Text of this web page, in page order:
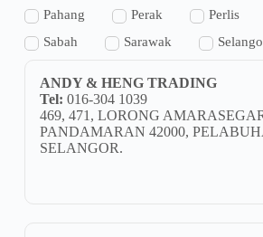
Pahang
Perak Perlis
Sabah
Sarawak
ANDY & HENG TRADING
Tel: 016-304 1039
469, 471, LORONG
PANDAMARAN 42000,
SELANGOR.